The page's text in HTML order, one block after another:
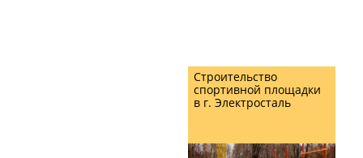
Строительство
спортивной площадки
в г. Электросталь